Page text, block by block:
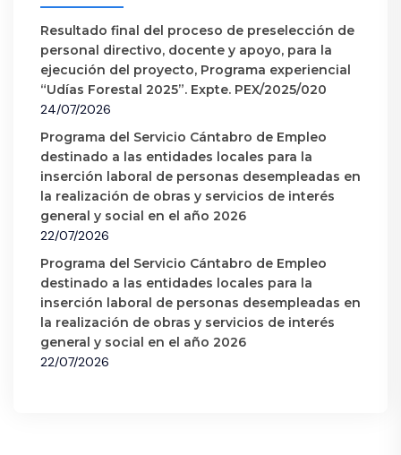
Resultado final del proceso de preselección de
personal directivo, docente y apoyo, para la
ejecución del proyecto, Programa experiencial
“Udías Forestal 2025”. Expte. PEX/2025/020
24/07/2026
Programa del Servicio Cántabro de Empleo
destinado a las entidades locales para la
inserción laboral de personas desempleadas en
la realización de obras y servicios de interés
general y social en el año 2026
22/07/2026
Programa del Servicio Cántabro de Empleo
destinado a las entidades locales para la
inserción laboral de personas desempleadas en
la realización de obras y servicios de interés
general y social en el año 2026
22/07/2026